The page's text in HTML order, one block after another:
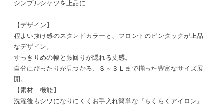
シンプルシャツを上品に
【デザイン】
程よい抜け感のスタンドカラーと、フロントのピンタックが上品
なデザイン。
すっきりめの幅と腰回りが隠れる丈感。
自分にぴったりが見つかる、Ｓ～３Ｌまで揃った豊富なサイズ展
開。
【素材・機能】
洗濯後もシワになりにくくお手入れ簡単な『らくらくアイロン』